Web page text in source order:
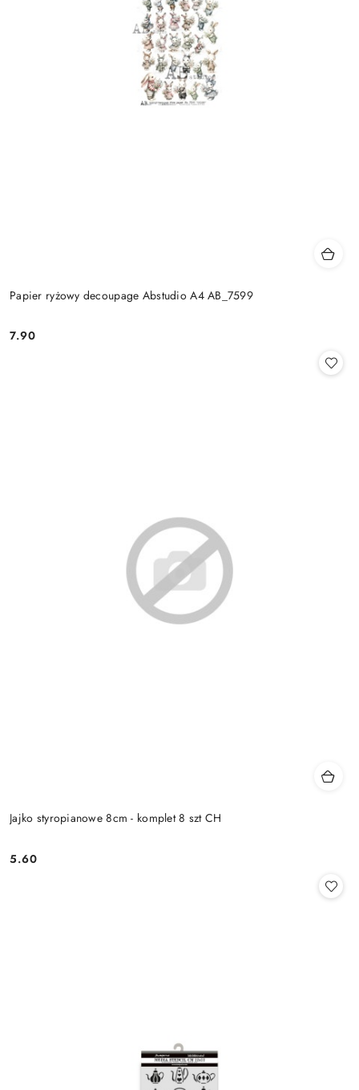
Papier ryżowy decoupage Abstudio A4 AB_7599
Cena:
7.90
Jajko styropianowe 8cm - komplet 8 szt CH
Cena:
5.60